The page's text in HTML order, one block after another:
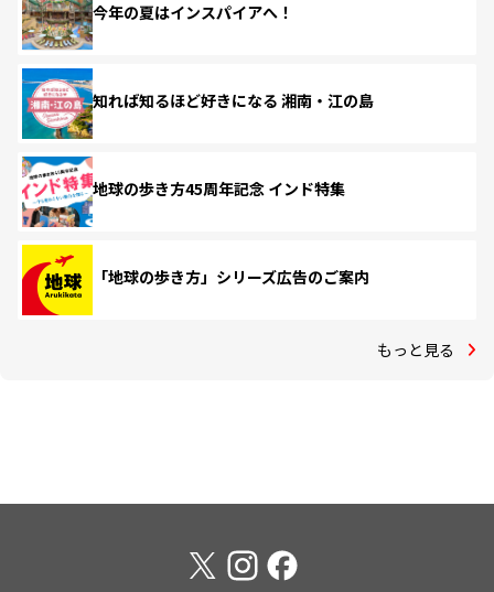
今年の夏はインスパイアへ！
知れば知るほど好きになる 湘南・江の島
地球の歩き方45周年記念 インド特集
「地球の歩き方」シリーズ広告のご案内
もっと見る